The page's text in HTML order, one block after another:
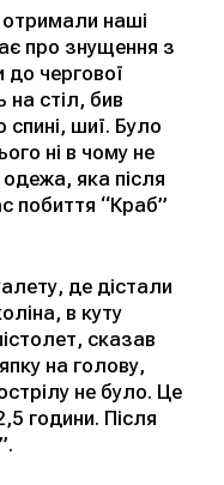
отримали наші
про знущення з
до чергової
на стіл, бив
спині, шиї. Було
ні в чому не
яка після
побиття “Краб”
де дістали
в куту
сказав
на голову,
не було. Це
години. Після